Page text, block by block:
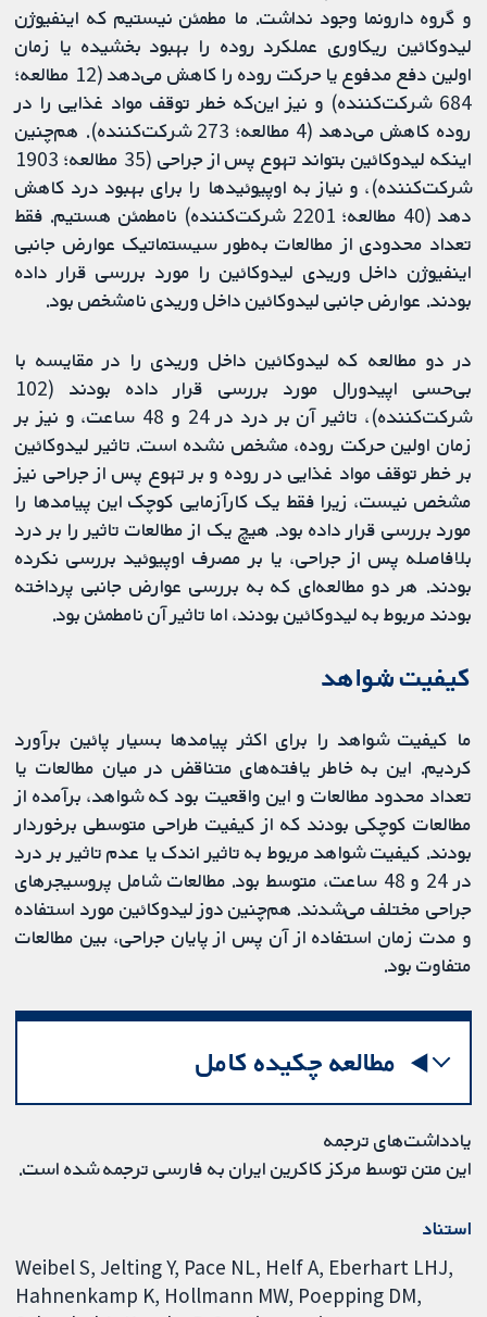
و گروه دارونما وجود نداشت. ما مطمئن نیستیم که اینفیوژن
لیدوکائین ریکاوری عملکرد روده را بهبود بخشیده یا زمان
اولین دفع مدفوع یا حرکت روده را کاهش می‌دهد (12 مطالعه؛
684 شرکت‌کننده) و نیز این‌که خطر توقف مواد غذایی را در
روده کاهش می‌دهد (4 مطالعه؛ 273 شرکت‌کننده). هم‌چنین
اینکه لیدوکائین بتواند تهوع پس از جراحی (35 مطالعه؛ 1903
شرکت‌کننده)، و نیاز به اوپیوئیدها را برای بهبود درد کاهش
دهد (40 مطالعه؛ 2201 شرکت‌کننده) نامطمئن هستیم. فقط
تعداد محدودی از مطالعات به‌طور سیستماتیک عوارض جانبی
اینفیوژن داخل وریدی لیدوکائین را مورد بررسی قرار داده
بودند. عوارض جانبی لیدوکائین داخل وریدی نامشخص بود.
در دو مطالعه که لیدوکائین داخل وریدی را در مقایسه با
بی‌حسی اپیدورال مورد بررسی قرار داده بودند (102
شرکت‌کننده)، تاثیر آن بر درد در 24 و 48 ساعت، و نیز بر
زمان اولین حرکت روده، مشخص نشده است. تاثیر لیدوکائین
بر خطر توقف مواد غذایی در روده و بر تهوع پس از جراحی نیز
مشخص نیست، زیرا فقط یک کارآزمایی کوچک این پیامدها را
مورد بررسی قرار داده بود. هیچ یک از مطالعات تاثیر را بر درد
بلافاصله پس از جراحی، یا بر مصرف اوپیوئید بررسی نکرده
بودند. هر دو مطالعه‌ای که به بررسی عوارض جانبی پرداخته
بودند مربوط به لیدوکائین بودند، اما تاثیر آن نامطمئن بود.
کیفیت شواهد
ما کیفیت شواهد را برای اکثر پیامدها بسیار پائین برآورد
کردیم. این به خاطر یافته‌های متناقض در میان مطالعات یا
تعداد محدود مطالعات و این واقعیت بود که شواهد، برآمده از
مطالعات کوچکی بودند که از کیفیت طراحی متوسطی برخوردار
بودند. کیفیت شواهد مربوط به تاثیر اندک یا عدم تاثیر بر درد
در 24 و 48 ساعت، متوسط بود. مطالعات شامل پروسیجرهای
جراحی مختلف می‌شدند. هم‌چنین دوز لیدوکائین مورد استفاده
و مدت زمان استفاده از آن پس از پایان جراحی، بین مطالعات
متفاوت بود.
مطالعه چکیده کامل
یادداشت‌های ترجمه
این متن توسط مرکز کاکرین ایران به فارسی ترجمه شده است.
استناد
Weibel S, Jelting Y, Pace NL, Helf A, Eberhart LHJ,
Hahnenkamp K, Hollmann MW, Poepping DM,